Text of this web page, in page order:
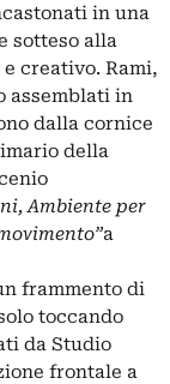
in una
sotteso alla
creativo. Rami,
assemblati in
dalla cornice
della
Ambiente per
a
frammento di
toccando
da Studio
frontale a